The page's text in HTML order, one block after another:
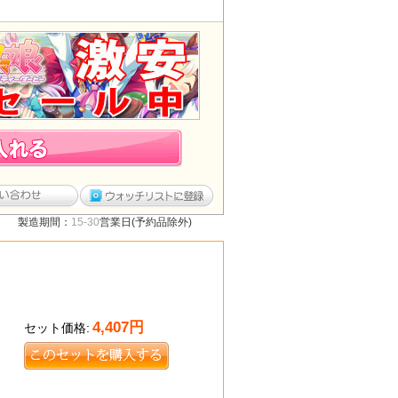
製造期間： 15-30営業日(予約品除外)
セット価格: 4,407円